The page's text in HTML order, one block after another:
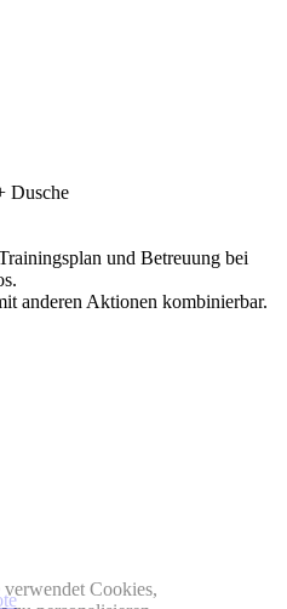
Dusche
und Betreuung bei
anderen Aktionen kombinierbar.
Cookies,